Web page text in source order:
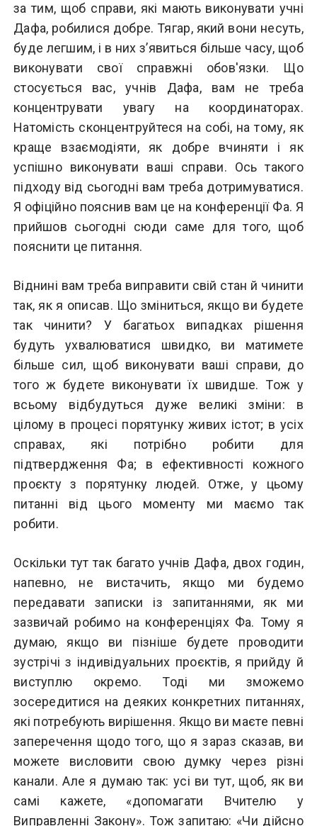
за тим, щоб справи, які мають виконувати учні
Дафа, робилися добре. Тягар, який вони несуть,
буде легшим, і в них з’явиться більше часу, щоб
виконувати свої справжні обов'язки. Що
стосується вас, учнів Дафа, вам не треба
концентрувати увагу на координаторах.
Натомість сконцентруйтеся на собі, на тому, як
краще взаємодіяти, як добре вчиняти і як
успішно виконувати ваші справи. Ось такого
підходу від сьогодні вам треба дотримуватися.
Я офіційно пояснив вам це на конференції Фа. Я
прийшов сьогодні сюди саме для того, щоб
пояснити це питання.
Віднині вам треба виправити свій стан й чинити
так, як я описав. Що зміниться, якщо ви будете
так чинити? У багатьох випадках рішення
будуть ухвалюватися швидко, ви матимете
більше сил, щоб виконувати ваші справи, до
того ж будете виконувати їх швидше. Тож у
всьому відбудуться дуже великі зміни: в
цілому в процесі порятунку живих істот; в усіх
справах, які потрібно робити для
підтвердження Фа; в ефективності кожного
проєкту з порятунку людей. Отже, у цьому
питанні від цього моменту ми маємо так
робити.
Оскільки тут так багато учнів Дафа, двох годин,
напевно, не вистачить, якщо ми будемо
передавати записки із запитаннями, як ми
зазвичай робимо на конференціях Фа. Тому я
думаю, якщо ви пізніше будете проводити
зустрічі з індивідуальних проєктів, я прийду й
виступлю окремо. Тоді ми зможемо
зосередитися на деяких конкретних питаннях,
які потребують вирішення. Якщо ви маєте певні
заперечення щодо того, що я зараз сказав, ви
можете висловити свою думку через різні
канали. Але я думаю так: усі ви тут, щоб, як ви
самі кажете, «допомагати Вчителю у
Виправленні Закону». Тож запитаю: «Чи дійсно